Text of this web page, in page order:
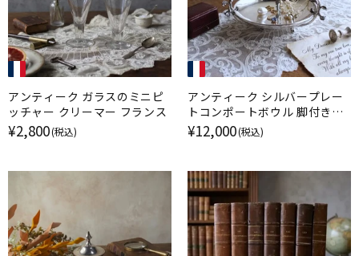
アンティーク ガラスのミニピ
ッチャー クリーマー フランス
¥2,800(税込)
アンティーク シルバープレー
トコンポートボウル 脚付きデ
ィッシュ フランス
¥12,000(税込)